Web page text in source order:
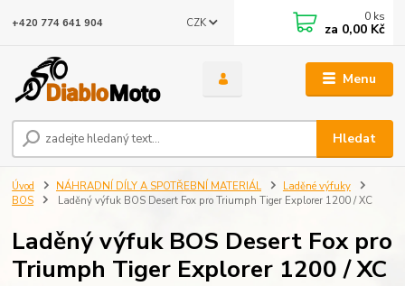
Menu
CZK
Hledat
+420 774 641 904 0 ks
za 0,00 Kč
Úvod NÁHRADNÍ DÍLY A SPOTŘEBNÍ MATERIÁL
Laděné výfuky
BOS
Laděný výfuk BOS Desert Fox pro Triumph Tiger Explorer 1200 / XC
Laděný výfuk BOS Desert Fox pro
Triumph Tiger Explorer 1200 / XC